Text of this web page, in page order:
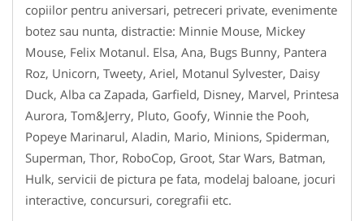
copiilor pentru aniversari, petreceri private, evenimente
botez sau nunta, distractie: Minnie Mouse, Mickey
Mouse, Felix Motanul. Elsa, Ana, Bugs Bunny, Pantera
Roz, Unicorn, Tweety, Ariel, Motanul Sylvester, Daisy
Duck, Alba ca Zapada, Garfield, Disney, Marvel, Printesa
Aurora, Tom&Jerry, Pluto, Goofy, Winnie the Pooh,
Popeye Marinarul, Aladin, Mario, Minions, Spiderman,
Superman, Thor, RoboCop, Groot, Star Wars, Batman,
Hulk, servicii de pictura pe fata, modelaj baloane, jocuri
interactive, concursuri, coregrafii etc.